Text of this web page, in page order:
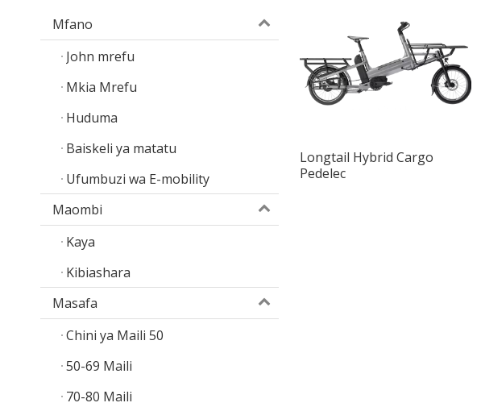
Mfano
John mrefu
Mkia Mrefu
Huduma
Baiskeli ya matatu
Ufumbuzi wa E-mobility
Maombi
Kaya
Kibiashara
Masafa
Chini ya Maili 50
50-69 Maili
70-80 Maili
Longtail Hybrid Cargo
Pedelec